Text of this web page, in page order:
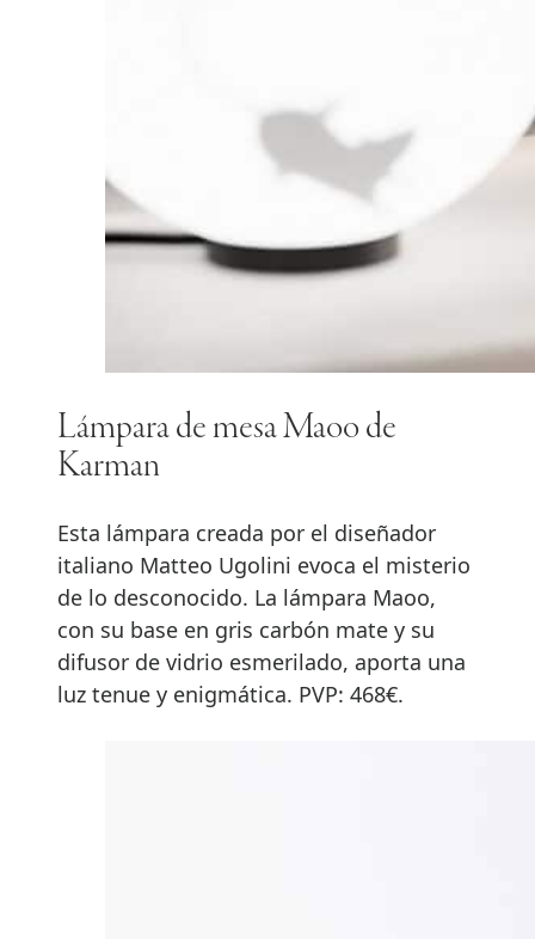
Lámpara de mesa Maoo de
Karman
Esta lámpara creada por el diseñador
italiano Matteo Ugolini evoca el misterio
de lo desconocido. La lámpara Maoo,
con su base en gris carbón mate y su
difusor de vidrio esmerilado, aporta una
luz tenue y enigmática. PVP: 468€.